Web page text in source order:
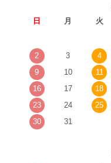
日
月 火
2
3 4
9
10 11
16
17 18
23
24 25
30
31